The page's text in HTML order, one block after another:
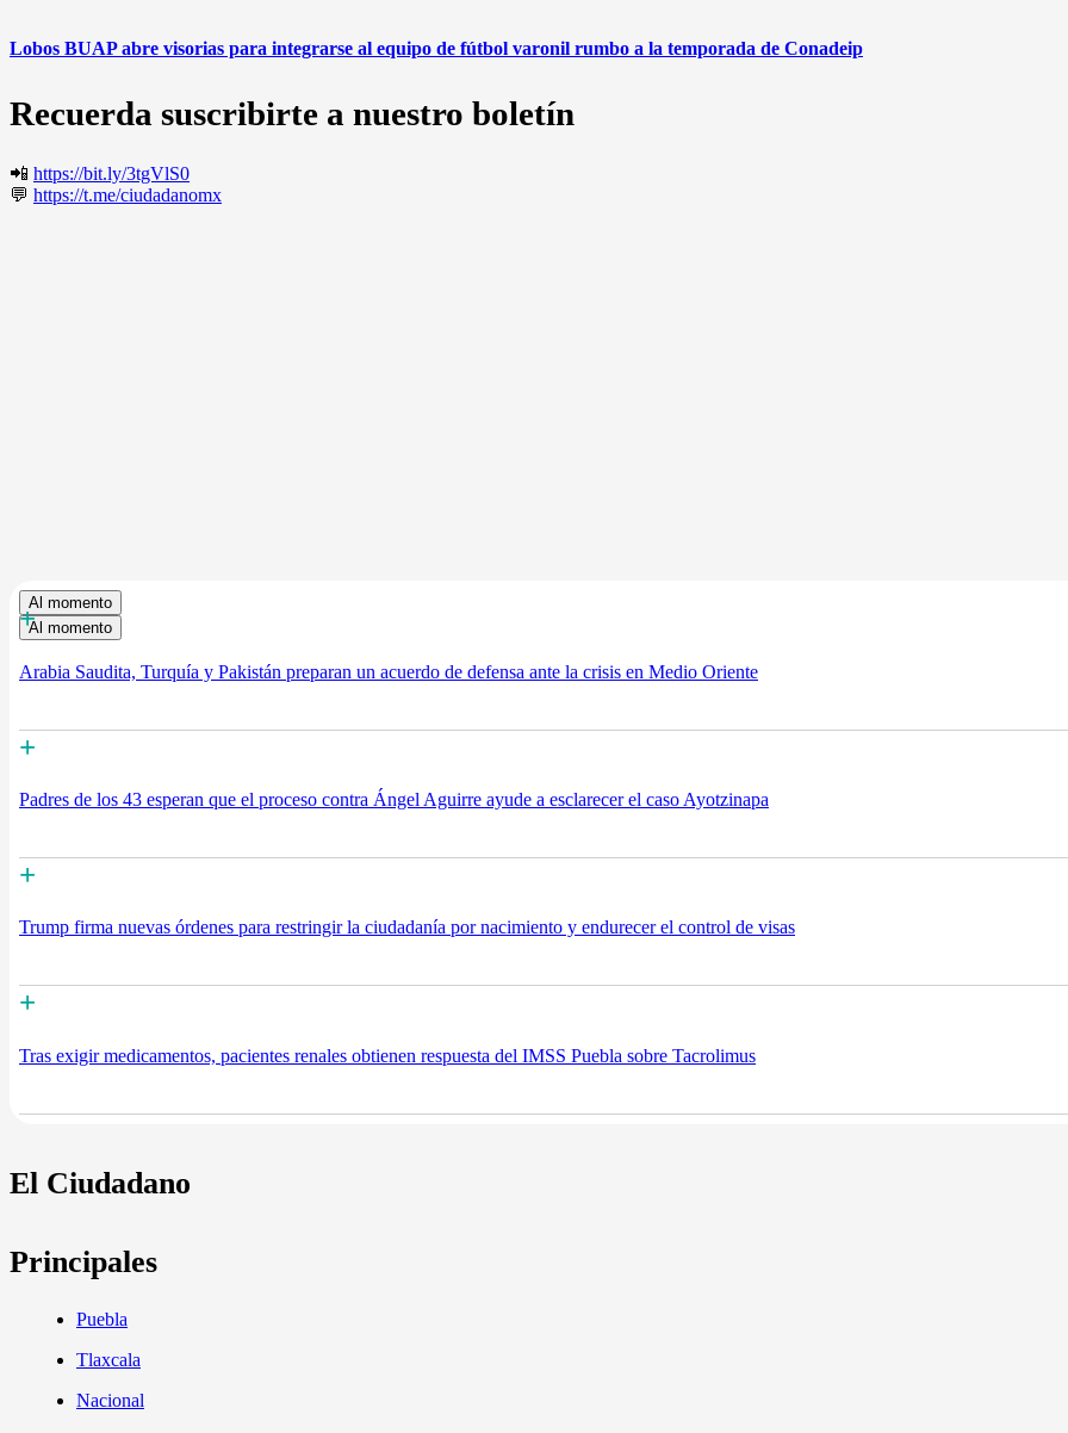
Lobos BUAP abre visorias para integrarse al equipo de fútbol varonil rumbo a la temporada de Conadeip
Recuerda suscribirte a nuestro boletín
📲 https://bit.ly/3tgVlS0
💬 https://t.me/ciudadanomx
Al momento
Al momento
+
Arabia Saudita, Turquía y Pakistán preparan un acuerdo de defensa ante la crisis en Medio Oriente
+
Padres de los 43 esperan que el proceso contra Ángel Aguirre ayude a esclarecer el caso Ayotzinapa
+
Trump firma nuevas órdenes para restringir la ciudadanía por nacimiento y endurecer el control de visas
+
Tras exigir medicamentos, pacientes renales obtienen respuesta del IMSS Puebla sobre Tacrolimus
El Ciudadano
Principales
Puebla
Tlaxcala
Nacional